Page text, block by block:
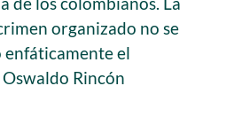
organizado no se
el
Rincón